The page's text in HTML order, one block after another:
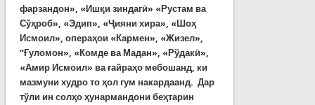
фарзандон», «Ишқи зиндагӣ» «Рустам ва
Сўҳроб», «Эдип», «Ҷияни хира», «Шоҳ
Исмоил», операҳои «Кармен», «Жизел»,
“Ғуломон», «Комде ва Мадан», «Рўдакӣ»,
«Амир Исмоил» ва ғайраҳо мебошанд, ки
мазмуни худро то ҳол гум накардаанд. Дар
тўли ин солҳо ҳунармандони беҳтарин